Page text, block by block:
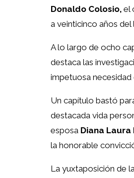
Donaldo Colosio, el
a veinticinco años
A lo largo de ocho
destaca las
impetuosa
Un capítulo bastó
destacada vida
esposa Diana Laura
la honorable
La yuxtaposición de